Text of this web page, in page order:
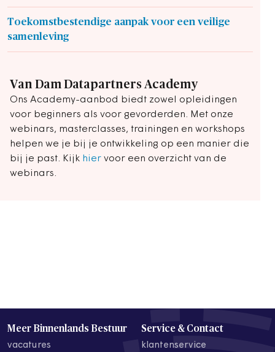
Toekomstbestendige aanpak voor een veilige
samenleving
Van Dam Datapartners Academy
Ons Academy-aanbod biedt zowel opleidingen
voor beginners als voor gevorderden. Met onze
webinars, masterclasses, trainingen en workshops
helpen we je bij je ontwikkeling op een manier die
bij je past. Kijk hier voor een overzicht van de
webinars.
Meer Binnenlands Bestuur
vacatures
Service & Contact
klantenservice